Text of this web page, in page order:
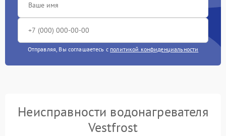
Отправляя, Вы соглашаетесь с политикой конфиденциальности
Неисправности водонагревателя
Vestfrost